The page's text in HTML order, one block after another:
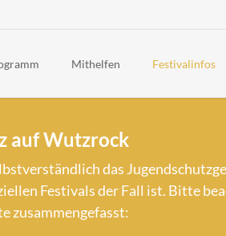
Up 2026
2026
Mithelfen Festivalinfos
Code of Conduct
Festivalgelände
auf Wutzrock
das
Festivals der Fall ist. Bitte
zusammengefasst: